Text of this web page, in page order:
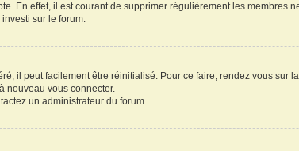
En effet, il est courant de supprimer régulièrement les membres
sur le forum.
il peut facilement être réinitialisé. Pour ce faire, rendez vous sur
nouveau vous connecter.
un administrateur du forum.